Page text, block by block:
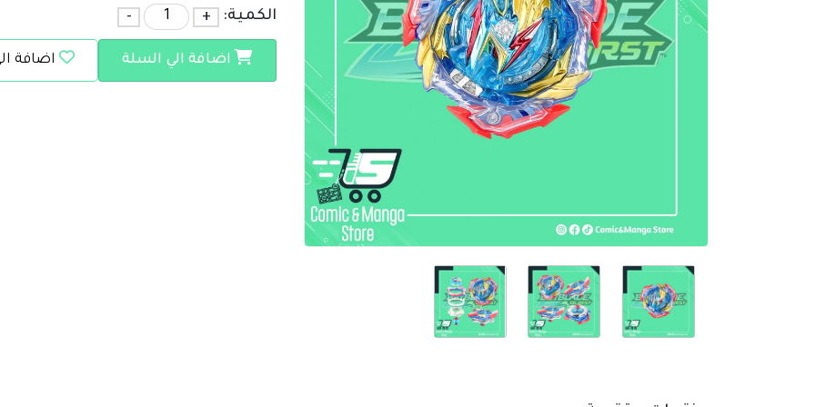
الكمية: +
-
اضافة الي السلة اضافة